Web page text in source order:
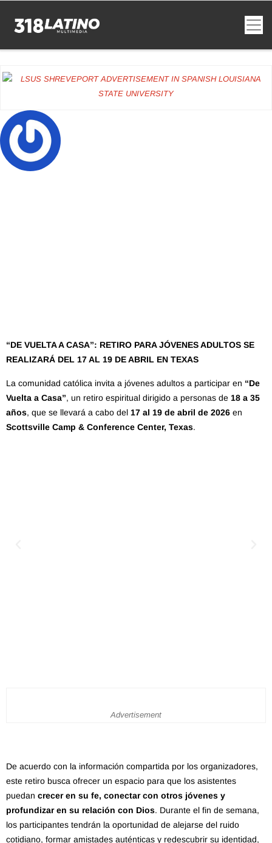
“DE VUELTA A CASA”: RETIRO PARA JÓVENES ADULTOS SE
REALIZARÁ DEL 17 AL 19 DE ABRIL EN TEXAS
La comunidad católica invita a jóvenes adultos a participar en “De
Vuelta a Casa”, un retiro espiritual dirigido a personas de 18 a 35
años, que se llevará a cabo del 17 al 19 de abril de 2026 en
Scottsville Camp & Conference Center, Texas.
Advertisement
De acuerdo con la información compartida por los organizadores,
este retiro busca ofrecer un espacio para que los asistentes
puedan crecer en su fe, conectar con otros jóvenes y
profundizar en su relación con Dios. Durante el fin de semana,
los participantes tendrán la oportunidad de alejarse del ruido
cotidiano, formar amistades auténticas y redescubrir su identidad,